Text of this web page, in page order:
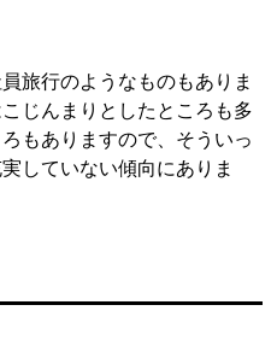
旅行のようなものもありま
じんまりとしたところも多
もありますので、そういっ
していない傾向にありま